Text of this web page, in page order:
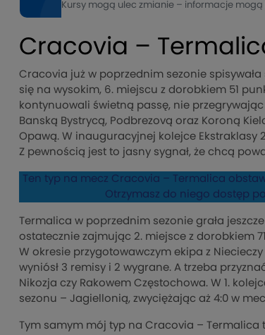
Kursy mogą ulec zmianie – informacje
Cracovia –
Cracovia już w poprzednim sezonie
się na wysokim, 6. miejscu z dorobkiem 51
kontynuowali świetną passę, nie
Banską Bystrycą, Podbrezovą oraz Koroną
Opawą. W inauguracyjnej kolejce Ekstraklasy
Z pewnością jest to jasny sygnał, że chcą
Ten typ na mecz Cracovia – Termalica
Otrzymasz do niego dostęp
Termalica w poprzednim sezonie grała
ostatecznie zajmując 2. miejsce z dorobkiem
W okresie przygotowawczym ekipa z
wyniósł 3 remisy i 2 wygrane. A trzeba
Nikozja czy Rakowem Częstochowa. W 1.
sezonu – Jagiellonią, zwyciężając aż 4:0 w
Tym samym mój typ na Cracovia – Termalica